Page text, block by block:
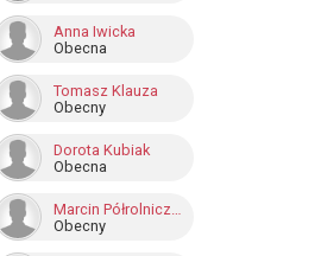
Anna Iwicka
Obecna
Tomasz Klauza
Obecny
Dorota Kubiak
Obecna
Marcin Półrolniczak
Obecny